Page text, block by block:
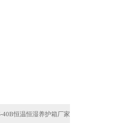
40B恒温恒湿养护箱厂家